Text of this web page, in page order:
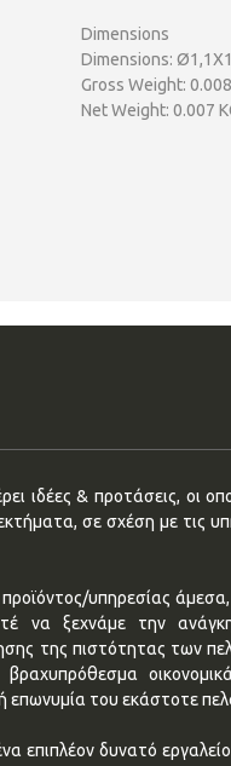
Dimensions
Dimensions:
Gross Weight: 0.008
Net Weight: 0.007
ιδέες & προτάσεις, οι
σε σχέση με τις
υπηρεσίας
να ξεχνάμε την
της πιστότητας των
επωνυμία του εκάστοτε
επιπλέον δυνατό